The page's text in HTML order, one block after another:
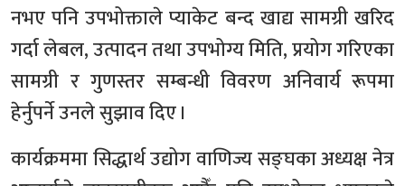
नभए पनि उपभोक्ताले प्याकेट बन्द खाद्य सामग्री खरिद
गर्दा लेबल, उत्पादन तथा उपभोग्य मिति, प्रयोग गरिएका
सामग्री र गुणस्तर सम्बन्धी विवरण अनिवार्य रूपमा
हेर्नुपर्ने उनले सुझाव दिए ।
कार्यक्रममा सिद्धार्थ उद्योग वाणिज्य सङ्घका अध्यक्ष नेत्र